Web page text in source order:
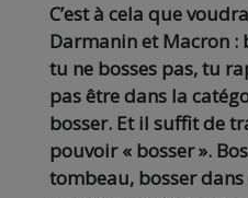
C’est à cela que
Darmanin et Macron :
tu ne bosses pas, tu
pas être dans la
bosser. Et il suffit de
pouvoir « bosser ».
tombeau, bosser